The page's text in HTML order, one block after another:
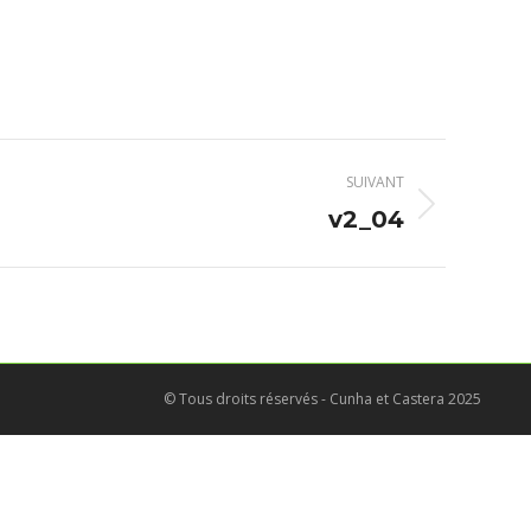
SUIVANT
v2_04
© Tous droits réservés - Cunha et Castera 2025